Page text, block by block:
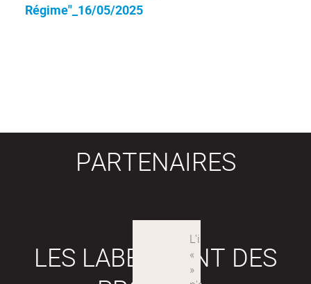
Régime"_16/05/2025
PARTENAIRES
LES LABEX SONT DES